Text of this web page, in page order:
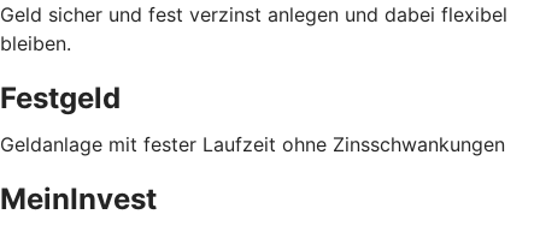
Geld sicher und fest verzinst anlegen und dabei flexibel
bleiben.
Festgeld
Geldanlage mit fester Laufzeit ohne Zinsschwankungen
MeinInvest